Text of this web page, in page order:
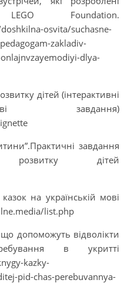
Foundation.
osvita/suchasne-
zakladiv-
dlya-
дітей (інтерактивні
завдання)
завдання
дітей
на українській мові
list.php
допоможуть відволікти
в укритті
kazky-
pid-chas-perebuvannya-